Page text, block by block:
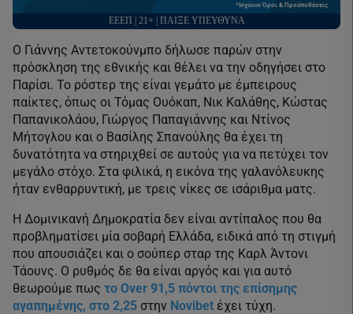
*Ισχύουν Όροι & Προϋποθέσεις
ΕΕΕΠ | 21+ | ΠΑΙΞΕ ΥΠΕΥΘΥΝΑ
Ο Γιάννης Αντετοκούνμπο δήλωσε παρών στην
πρόσκληση της εθνικής και θέλει να την οδηγήσει στο
Παρίσι. Το ρόστερ της είναι γεμάτο με έμπειρους
παίκτες, όπως οι Τόμας Ουόκαπ, Νικ Καλάθης, Κώστας
Παπανικολάου, Γιώργος Παπαγιάννης και Ντίνος
Μήτογλου και ο Βασίλης Σπανούλης θα έχει τη
δυνατότητα να στηριχθεί σε αυτούς για να πετύχει τον
μεγάλο στόχο. Στα φιλικά, η εικόνα της γαλανόλευκης
ήταν ενθαρρυντική, με τρεις νίκες σε ισάριθμα ματς.
Η Δομινικανή Δημοκρατία δεν είναι αντίπαλος που θα
προβληματίσει μία σοβαρή Ελλάδα, ειδικά από τη στιγμή
που απουσιάζει και ο σούπερ σταρ της Καρλ Άντονι
Τάουνς. Ο ρυθμός δε θα είναι αργός και για αυτό
θεωρούμε πως το Over 91,5 πόντοι της επίσημης
αγαπημένης, στο 2,25 στην Novibet έχει τύχη.